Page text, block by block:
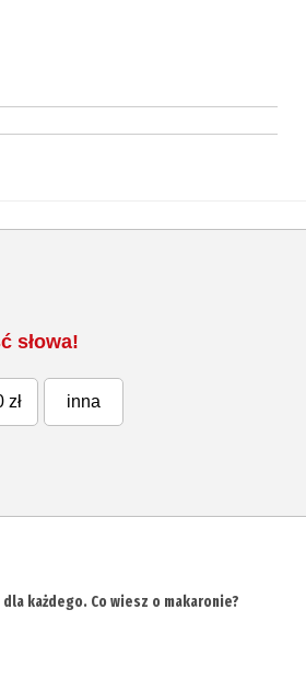
słowa!
zł inna
każdego. Co wiesz o makaronie?